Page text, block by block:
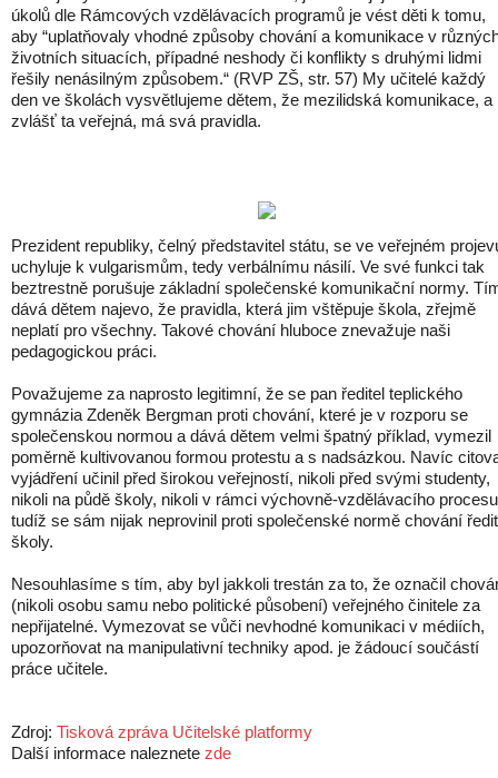
úkolů dle Rámcových vzdělávacích programů je vést děti k tomu,
aby “uplatňovaly vhodné způsoby chování a komunikace v
životních situacích, případné neshody či konflikty s druhými lidmi
řešily nenásilným způsobem.“ (RVP ZŠ, str. 57) My učitelé každý
den ve školách vysvětlujeme dětem, že mezilidská komunikace, a
zvlášť ta veřejná, má svá pravidla.
Prezident republiky, čelný představitel státu, se ve veřejném
uchyluje k vulgarismům, tedy verbálnímu násilí. Ve své funkci tak
beztrestně porušuje základní společenské komunikační normy.
dává dětem najevo, že pravidla, která jim vštěpuje škola, zřejmě
neplatí pro všechny. Takové chování hluboce znevažuje naši
pedagogickou práci.
Považujeme za naprosto legitimní, že se pan ředitel teplického
gymnázia Zdeněk Bergman proti chování, které je v rozporu se
společenskou normou a dává dětem velmi špatný příklad, vymezil
poměrně kultivovanou formou protestu a s nadsázkou. Navíc
vyjádření učinil před širokou veřejností, nikoli před svými studenty,
nikoli na půdě školy, nikoli v rámci výchovně-vzdělávacího
tudíž se sám nijak neprovinil proti společenské normě chování
školy.
Nesouhlasíme s tím, aby byl jakkoli trestán za to, že označil
(nikoli osobu samu nebo politické působení) veřejného činitele za
nepřijatelné. Vymezovat se vůči nevhodné komunikaci v médiích,
upozorňovat na manipulativní techniky apod. je žádoucí součástí
práce učitele.
Zdroj: Tisková zpráva Učitelské platformy
Další informace naleznete zde